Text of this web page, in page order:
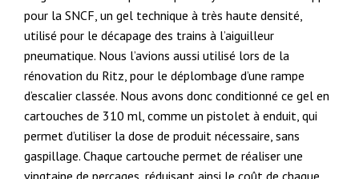
pour la SNCF, un gel technique à très haute densité,
utilisé pour le décapage des trains à l’aiguilleur
pneumatique. Nous l’avions aussi utilisé lors de la
rénovation du Ritz, pour le déplombage d’une rampe
d’escalier classée. Nous avons donc conditionné ce gel en
cartouches de 310 ml, comme un pistolet à enduit, qui
permet d’utiliser la dose de produit nécessaire, sans
gaspillage. Chaque cartouche permet de réaliser une